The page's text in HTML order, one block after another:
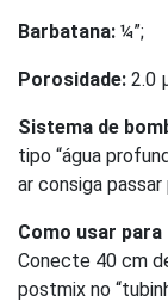
Barbatana: ¼”;
Porosidade: 2.0
Sistema de
tipo “água
ar consiga
Como usar
Conecte 40 cm
postmix no